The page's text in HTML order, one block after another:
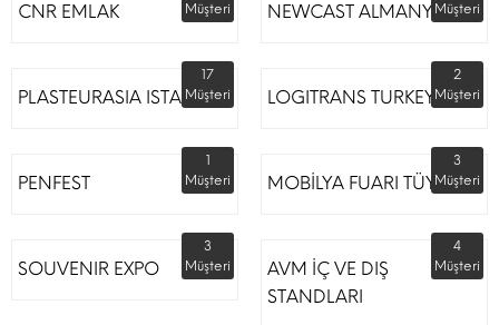
CNR EMLAK
Müşteri
NEWCAST ALMANYAMüşteri
PLASTEURASIA ISTANBUL
17
Müşteri
LOGITRANS TURKEY
2
Müşteri
PENFEST
1
Müşteri
MOBİLYA FUARI TÜYAP
3
Müşteri
SOUVENIR EXPO
3
Müşteri
AVM İÇ VE DIŞ
STANDLARI
4
Müşteri